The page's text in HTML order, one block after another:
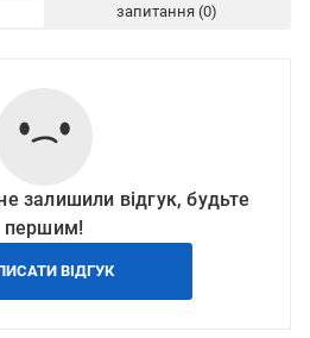
запитання
залишили відгук, будьте
першим!
ВІДГУК